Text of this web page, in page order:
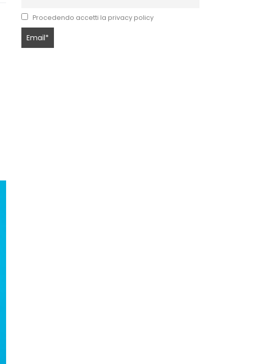
Procedendo accetti la privacy policy